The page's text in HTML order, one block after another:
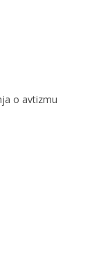
o avtizmu